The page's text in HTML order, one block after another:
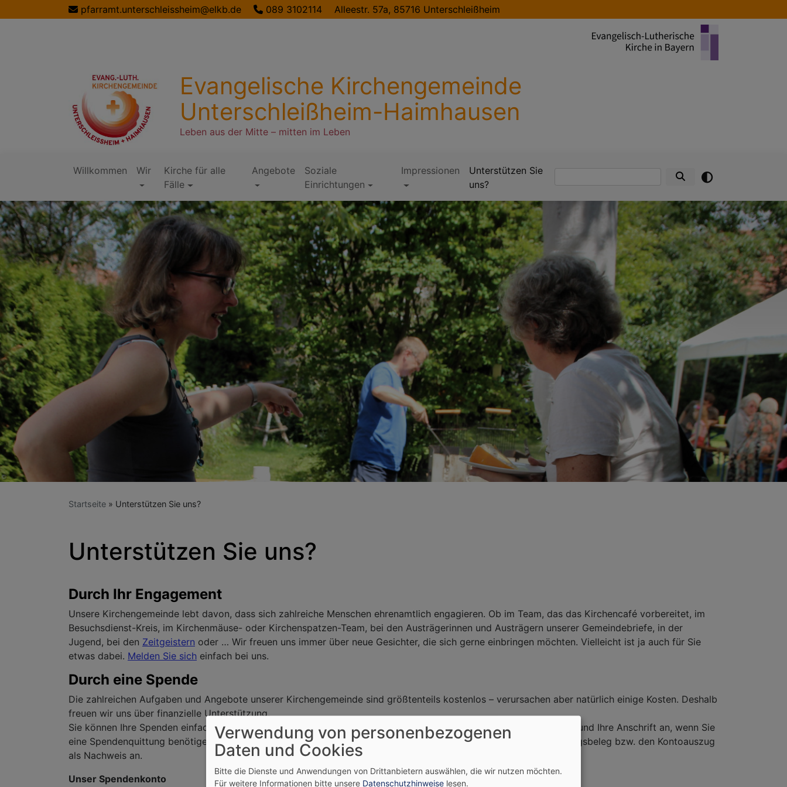
zum
pfarramt.unterschleissheim@elkb.de 089 3102114 Alleestr. 57a, 85716 Unterschleißheim
Evangelische Kirchengemeinde
Unterschleißheim-Haimhausen
Leben aus der Mitte – mitten im Leben
Hauptnavigation
Willkommen Wir
Kirche für alle
Fälle
Angebote
Soziale
Einrichtungen
Impressionen
Unterstützen Sie
uns?
Suche
Startseite Unterstützen Sie uns?
Unterstützen Sie uns?
Durch Ihr Engagement
Unsere Kirchengemeinde lebt davon, dass sich zahlreiche Menschen ehrenamtlich engagieren. Ob im Team, das das Kirchencafé vorbereitet, im
Besuchsdienst-Kreis, im Kirchenmäuse- oder Kirchenspatzen-Team, bei den Austrägerinnen und Austrägern unserer Gemeindebriefe, in der
Jugend, bei den Zeitgeistern oder … Wir freuen uns immer über neue Gesichter, die sich gerne einbringen möchten. Vielleicht ist ja auch für Sie
etwas dabei. Melden Sie sich einfach bei uns.
Durch eine Spende
Die zahlreichen Aufgaben und Angebote unserer Kirchengemeinde sind größtenteils kostenlos – verursachen aber natürlich einige Kosten. Deshalb
freuen wir uns über finanzielle Unterstützung.
Sie können Ihre Spenden einfach auf unser Konto überweisen. Bitte geben Sie im Verwendungszweck Ihren Namen und Ihre Anschrift an, wenn Sie
eine Spendenquittung benötigen. Bei einem Betrag bis zu 300 € erkennt das Finanzamt aber auch den Überweisungsbeleg bzw. den Kontoauszug
als Nachweis an.
Unser Spendenkonto
Verwendung von personenbezogenen
Daten und Cookies
Bitte die Dienste und Anwendungen von Drittanbietern auswählen, die wir nutzen möchten.
Für weitere Informationen bitte unsere Datenschutzhinweise lesen.